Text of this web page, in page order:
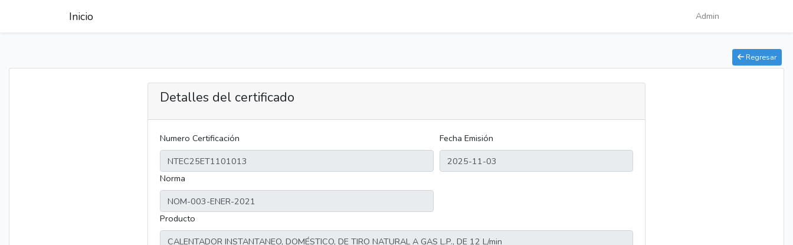
Inicio Admin
Regresar
Detalles del certificado
Numero Certificación Fecha Emisión
Norma
Producto